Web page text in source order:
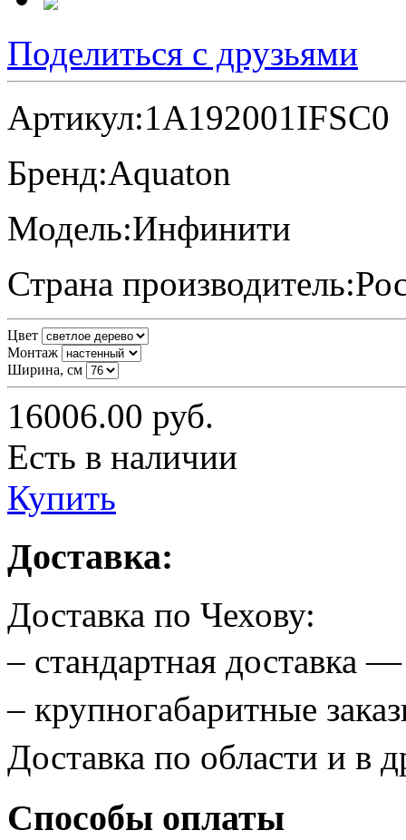
Поделиться с друзьями
Артикул:1A192001IFSC0
Бренд:Aquaton
Модель:Инфинити
Страна производитель:
Цвет
Монтаж
Ширина, см
16006.00 руб.
Есть в наличии
Купить
Доставка:
Доставка по Чехову:
– стандартная доставка
– крупногабаритные
Доставка по области и в
Способы оплаты